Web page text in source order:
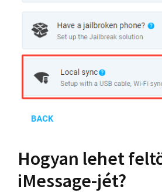
Hogyan lehet
iMessage-jét?